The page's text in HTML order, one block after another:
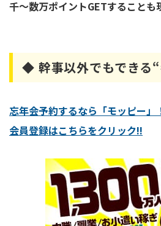
千〜数万ポイントGETすることも
◆ 幹事以外でもできる
忘年会予約するなら「モッピー」
会員登録はこちらをクリック!!